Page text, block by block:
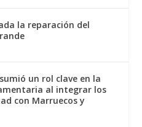
la reparación del
un rol clave en la
al integrar los
con Marruecos y